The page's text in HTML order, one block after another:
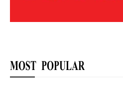
MOST POPULAR